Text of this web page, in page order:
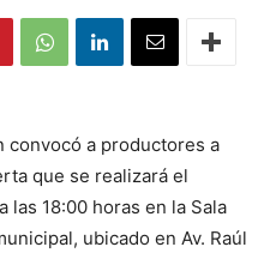
convocó a productores a
que se realizará el
las 18:00 horas en la Sala
ubicado en Av. Raúl